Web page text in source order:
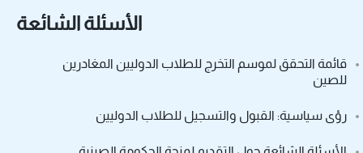
الأسئلة الشائعة
قائمة التحقق لموسم التخرج للطلاب الدوليين المغادرين
للصين
رؤى سياسية: القبول والتسجيل للطلاب الدوليين